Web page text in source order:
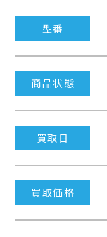
型番
商品状態
買取日
買取価格